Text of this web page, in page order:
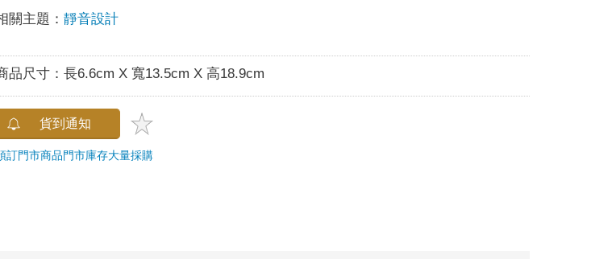
關主題：靜音設計
品尺寸：長6.6cm X 寬13.5cm X 高18.9cm
貨到通知
訂門市商品門市庫存大量採購